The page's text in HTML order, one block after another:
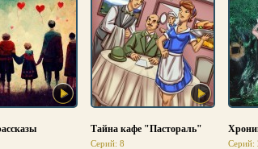
Тайна кафе "Пастораль"
Серий: 8
Серий: